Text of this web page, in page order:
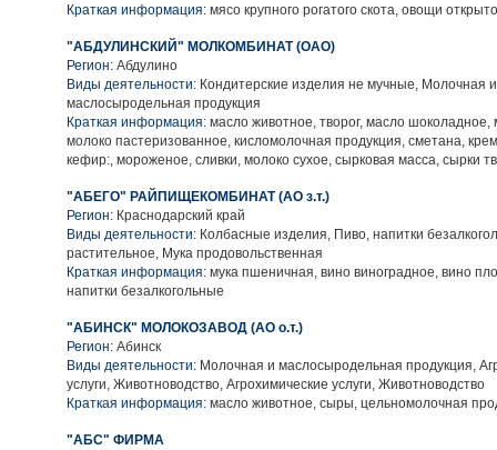
Краткая информация: мясо крупного рогатого скота, овощи
"АБДУЛИНСКИЙ" МОЛКОМБИНАТ (ОАО)
Регион: Абдулино
Виды деятельности: Кондитерские изделия не мучные, Молочная и
маслосыродельная продукция
Краткая информация: масло животное, творог, масло шоколадное,
молоко пастеризованное, кисломолочная продукция, сметана,
кефир:, мороженое, сливки, молоко сухое, сырковая масса, сырки
"АБЕГО" РАЙПИЩЕКОМБИНАТ (АО з.т.)
Регион: Краснодарский край
Виды деятельности: Колбасные изделия, Пиво, напитки
растительное, Мука продовольственная
Краткая информация: мука пшеничная, вино виноградное, вино
напитки безалкогольные
"АБИНСК" МОЛОКОЗАВОД (АО о.т.)
Регион: Абинск
Виды деятельности: Молочная и маслосыродельная продукция,
услуги, Животноводство, Агрохимические услуги, Животноводство
Краткая информация: масло животное, сыры, цельномолочная
"АБС" ФИРМА